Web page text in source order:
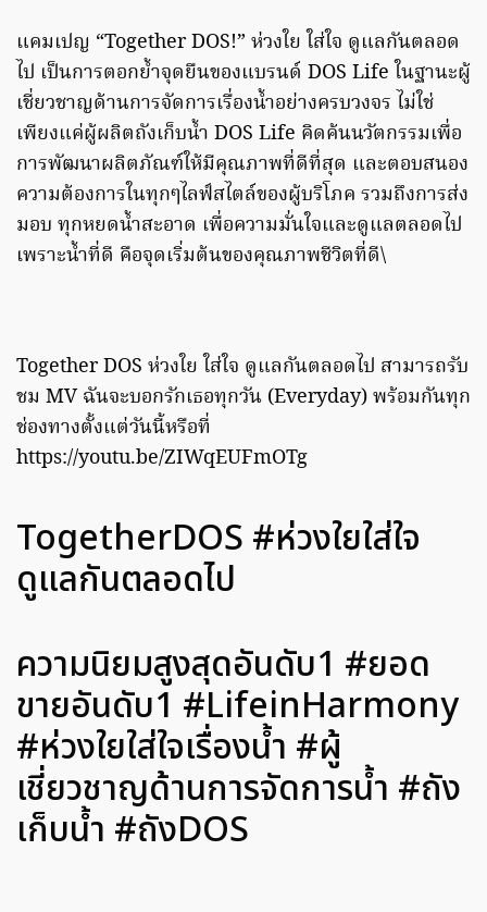
แคมเปญ “Together DOS!” ห่วงใย ใส่ใจ ดูแลกันตลอด
ไป เป็นการตอกย้ำจุดยืนของแบรนด์ DOS Life ในฐานะผู้
เชี่ยวชาญด้านการจัดการเรื่องน้ำอย่างครบวงจร ไม่ใช่
เพียงแค่ผู้ผลิตถังเก็บน้ำ DOS Life คิดค้นนวัตกรรมเพื่อ
การพัฒนาผลิตภัณฑ์ให้มีคุณภาพที่ดีที่สุด และตอบสนอง
ความต้องการในทุกๆไลฟ์สไตล์ของผู้บริโภค รวมถึงการส่ง
มอบ ทุกหยดน้ำสะอาด เพื่อความมั่นใจและดูแลตลอดไป
เพราะน้ำที่ดี คือจุดเริ่มต้นของคุณภาพชีวิตที่ดี\
Together DOS ห่วงใย ใส่ใจ ดูแลกันตลอดไป สามารถรับ
ชม MV ฉันจะบอกรักเธอทุกวัน (Everyday) พร้อมกันทุก
ช่องทางตั้งแต่วันนี้หรือที่
https://youtu.be/ZIWqEUFmOTg
TogetherDOS #ห่วงใยใส่ใจ
ดูแลกันตลอดไป
ความนิยมสูงสุดอันดับ1 #ยอด
ขายอันดับ1 #LifeinHarmony
#ห่วงใยใส่ใจเรื่องน้ำ #ผู้
เชี่ยวชาญด้านการจัดการน้ำ #ถัง
เก็บน้ำ #ถังDOS